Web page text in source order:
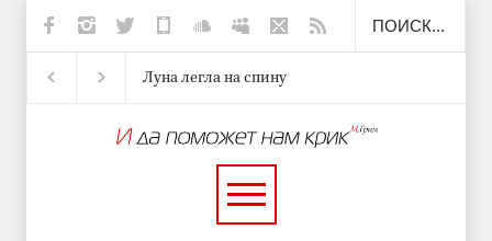
Луна легла на спину